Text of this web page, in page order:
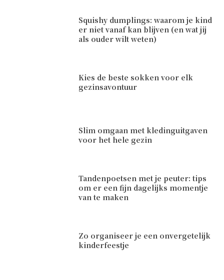
Squishy dumplings: waarom je kind
er niet vanaf kan blijven (en wat jij
als ouder wilt weten)
Kies de beste sokken voor elk
gezinsavontuur
Slim omgaan met kledinguitgaven
voor het hele gezin
Tandenpoetsen met je peuter: tips
om er een fijn dagelijks momentje
van te maken
Zo organiseer je een onvergetelijk
kinderfeestje